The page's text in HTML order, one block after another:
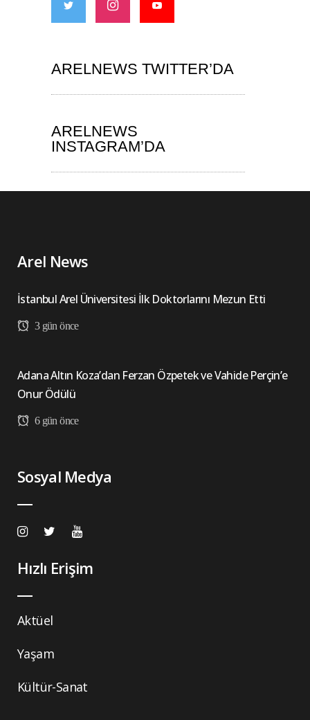
ARELNEWS TWITTER’DA
ARELNEWS
INSTAGRAM’DA
Arel News
İstanbul Arel Üniversitesi İlk Doktorlarını Mezun Etti
3 gün önce
Adana Altın Koza’dan Ferzan Özpetek ve Vahide Perçin’e
Onur Ödülü
6 gün önce
Sosyal Medya
Hızlı Erişim
Aktüel
Yaşam
Kültür-Sanat